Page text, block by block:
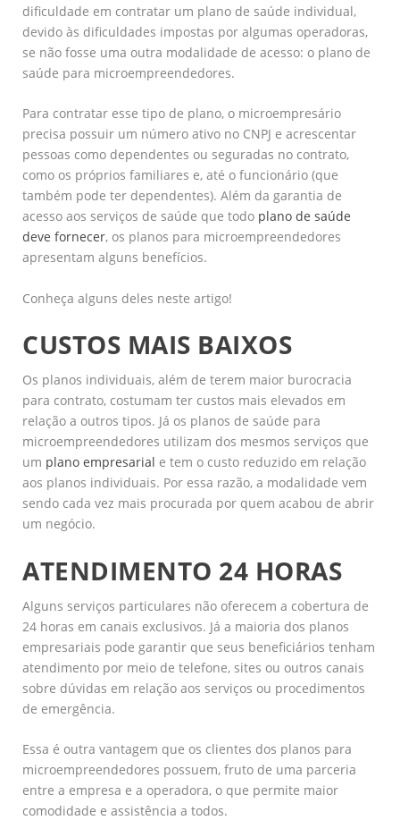
dificuldade em contratar um plano de saúde individual,
devido às dificuldades impostas por algumas operadoras,
se não fosse uma outra modalidade de acesso: o plano de
saúde para microempreendedores.
Para contratar esse tipo de plano, o microempresário
precisa possuir um número ativo no CNPJ e acrescentar
pessoas como dependentes ou seguradas no contrato,
como os próprios familiares e, até o funcionário (que
também pode ter dependentes). Além da garantia de
acesso aos serviços de saúde que todo plano de saúde
deve fornecer, os planos para microempreendedores
apresentam alguns benefícios.
Conheça alguns deles neste artigo!
CUSTOS MAIS BAIXOS
Os planos individuais, além de terem maior burocracia
para contrato, costumam ter custos mais elevados em
relação a outros tipos. Já os planos de saúde para
microempreendedores utilizam dos mesmos serviços que
um plano empresarial e tem o custo reduzido em relação
aos planos individuais. Por essa razão, a modalidade vem
sendo cada vez mais procurada por quem acabou de abrir
um negócio.
ATENDIMENTO 24 HORAS
Alguns serviços particulares não oferecem a cobertura de
24 horas em canais exclusivos. Já a maioria dos planos
empresariais pode garantir que seus beneficiários tenham
atendimento por meio de telefone, sites ou outros canais
sobre dúvidas em relação aos serviços ou procedimentos
de emergência.
Essa é outra vantagem que os clientes dos planos para
microempreendedores possuem, fruto de uma parceria
entre a empresa e a operadora, o que permite maior
comodidade e assistência a todos.